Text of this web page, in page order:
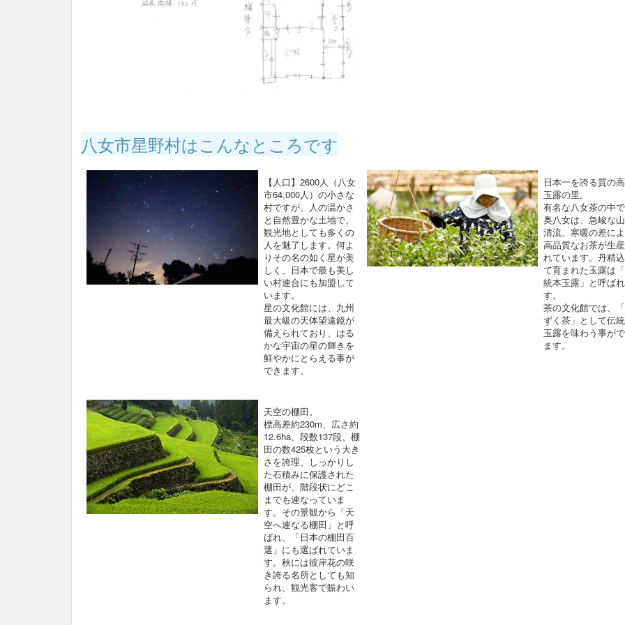
八女市星野村はこんなところです
【人口】2600人（八女
市64,000人）の小さな
村ですが、人の温かさ
と自然豊かな土地で、
観光地としても多くの
人を魅了します。何よ
りその名の如く星が美
しく、日本で最も美し
い村連合にも加盟して
います。
星の文化館には、九州
最大級の天体望遠鏡が
備えられており、はる
かな宇宙の星の輝きを
鮮やかにとらえる事が
できます。
日本一を誇る質の
玉露の里。
有名な八女茶の中
奥八女は、急峻な
清流、寒暖の差に
高品質なお茶が生
れています。丹精
て育まれた玉露は
統本玉露」と呼ば
す。
茶の文化館では、
ずく茶」として伝
玉露を味わう事が
ます。
天空の棚田。
標高差約230m、広さ約
12.6ha、段数137段、棚
田の数425枚という大き
さを誇理、しっかりし
た石積みに保護された
棚田が、階段状にどこ
までも連なっていま
す。その景観から「天
空へ連なる棚田」と呼
ばれ、「日本の棚田百
選」にも選ばれていま
す。秋には彼岸花の咲
き誇る名所としても知
られ、観光客で賑わい
ます。